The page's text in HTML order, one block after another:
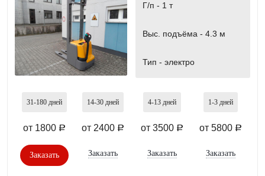
Г/п - 1 т
Выс. подъёма - 4.3 м
Тип - электро
31-180 дней
от 1800 a
Заказать
14-30 дней
от 2400 a
Заказать
4-13 дней
от 3500 a
Заказать
1-3 дней
от 5800 a
Заказать